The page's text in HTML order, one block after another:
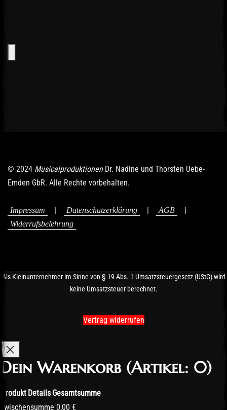
© 2024 MusicalproduktionenDr. Nadine und Thorsten Uebe-
Emden GbR. Alle Rechte vorbehalten.
Impressum Datenschutzerklärung AGB
Widerrufsbelehrung
Als Kleinunternehmer im Sinne von § 19 Abs. 1 Umsatzsteuergesetz (UStG) wird
keine Umsatzsteuer berechnet.
Vertrag widerrufen
Dein Warenkorb (Artikel: 0)
Produkt Details Gesamtsumme
Zwischensumme 0,00 €